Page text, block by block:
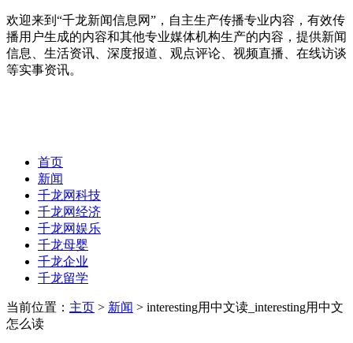
欢迎来到“千龙新闻信息网”，自主生产传播专业内容，有效传
播用户生成的内容和其他专业媒体机构生产的内容，提供新闻
信息、生活资讯、深度报道、观点评论、视频直播、在线访谈
等实事资讯。
首页
新闻
千龙网科技
千龙网经济
千龙网娱乐
千龙母婴
千龙企业
千龙留学
当前位置： 主页 > 新闻 > interesting用中文读_interesting用中文
怎么读